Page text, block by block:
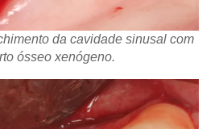
da cavidade sinusal com
ósseo xenógeno.